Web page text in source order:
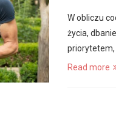
W obliczu
życia,
priorytetem,
Read more